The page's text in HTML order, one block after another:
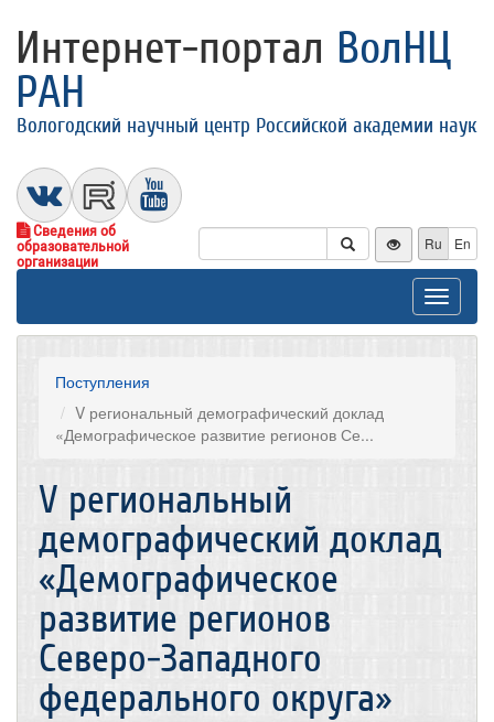
Интернет-портал ВолНЦ
РАН
Вологодский научный центр Российской академии наук
Сведения об
образовательной
организации
Ru En
Toggle
Поступления
V региональный демографический доклад
«Демографическое развитие регионов Се...
V региональный
демографический доклад
«Демографическое
развитие регионов
Северо-Западного
федерального округа»